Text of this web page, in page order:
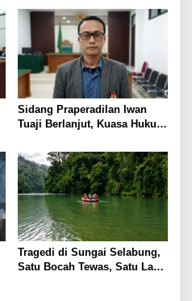
Sidang Praperadilan Iwan
Tuaji Berlanjut, Kuasa Hukum
Penggeledahan
Tragedi di Sungai Selabung,
Satu Bocah Tewas, Satu Lagi